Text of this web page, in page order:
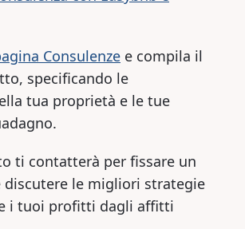
Consulenze e compila il
specificando le
tua proprietà e le tue
ti contatterà per fissare un
discutere le migliori strategie
i tuoi profitti dagli affitti